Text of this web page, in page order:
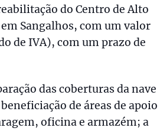
do Centro de Alto
Sangalhos, com um valor
de IVA), com um prazo de
das coberturas da nave
de áreas de apoio
oficina e armazém; a